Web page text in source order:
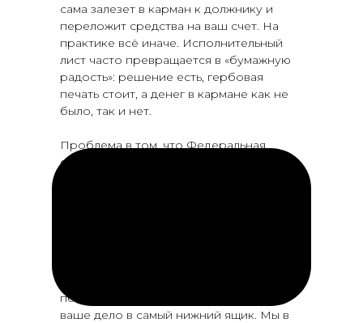
сама залезет в карман к должнику и
переложит средства на ваш счет. На
практике всё иначе. Исполнительный
лист часто превращается в «бумажную
радость»: решение есть, гербовая
печать стоит, а денег в кармане как не
было, так и нет.
Проблема в том, что Федеральная
служба судебных приставов (ФССП) —
получив быстрого ответа, отложить
ваше дело в самый нижний ящик. Мы в